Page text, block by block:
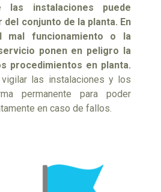
las instalaciones puede
conjunto de la planta. En
mal funcionamiento o la
ponen en peligro la
procedimientos en planta.
las instalaciones y los
permanente para poder
en caso de fallos.